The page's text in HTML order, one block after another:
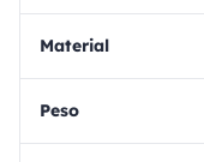
Material
Peso